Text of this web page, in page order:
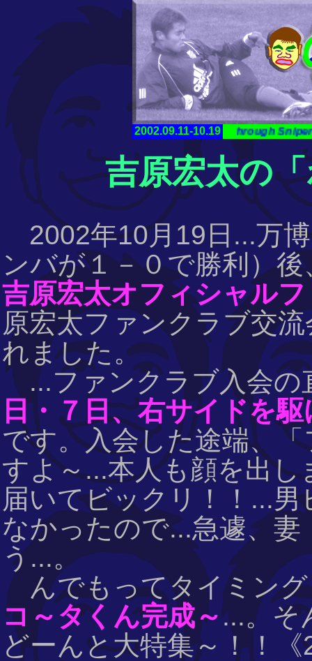
2002.09.11-10.19
Lefty Monster 小倉隆史 Breakthrough Sniper吉原宏太
吉原宏太の
2002年10月19日...万
ンバが１－０で勝利）
吉原宏太オフィシャル
原宏太ファンクラブ交
れました。
...ファンクラブ入会の
日・７日、右サイドを
です。入会した途端、
すよ～...本人も顔を出
届いてビックリ！！...
なかったので...急遽、
う...。
んでもってタイミング
コ～タくん完成～...。そ
どーんと大特集～！！